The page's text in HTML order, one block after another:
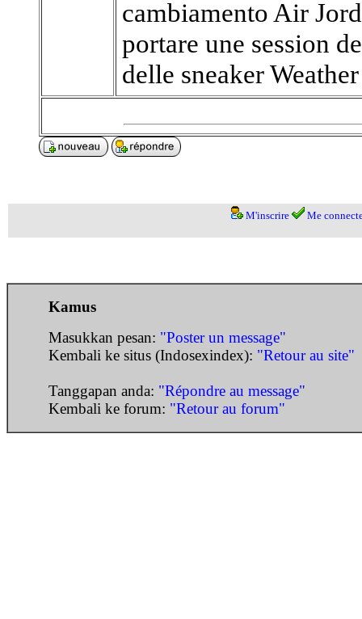
cambiamento Air
portare une session
delle sneaker
M'inscrire Me
Kamus
Masukkan pesan: "Poster un message"
Kembali ke situs (Indosexindex): "Retour au site"
Tanggapan anda: "Répondre au message"
Kembali ke forum: "Retour au forum"